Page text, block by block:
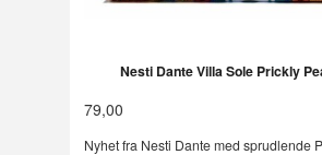
Nesti Dante Villa Sole Prickly
79,00
Nyhet fra Nesti Dante med sprudlende